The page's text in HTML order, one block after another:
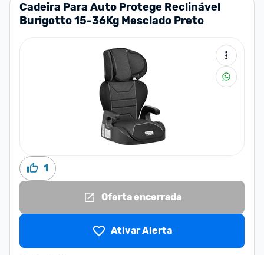
Cadeira Para Auto Protege Reclinável
Burigotto 15-36Kg Mesclado Preto
1
Oferta encerrada
Ativar Alerta